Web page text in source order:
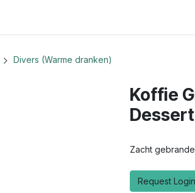
Divers (Warme dranken)
Koffie
Zacht
Request Login